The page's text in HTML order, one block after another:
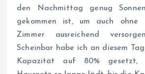
den Nachmittag genug
gekommen ist, um auch ohne
Zimmer ausreichend
Scheinbar habe ich an diesem
Kapazität auf 80%